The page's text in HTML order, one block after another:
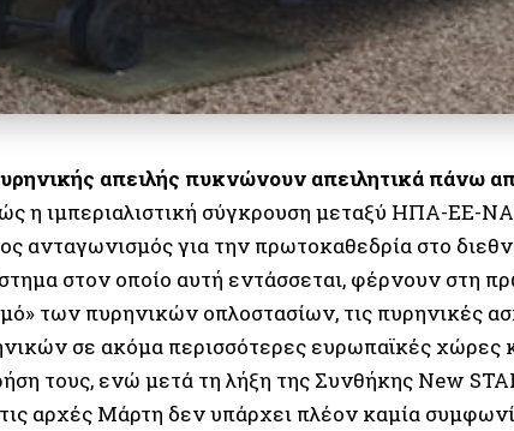
απειλής πυκνώνουν απειλητικά πάνω
η ιμπεριαλιστική σύγκρουση μεταξύ ΗΠΑ-ΕΕ-
ανταγωνισμός για την πρωτοκαθεδρία στο
στον οποίο αυτή εντάσσεται, φέρνουν στη
των πυρηνικών οπλοστασίων, τις πυρηνικές
σε ακόμα περισσότερες ευρωπαϊκές χώρες
τους, ενώ μετά τη λήξη της Συνθήκης New
αρχές Μάρτη δεν υπάρχει πλέον καμία